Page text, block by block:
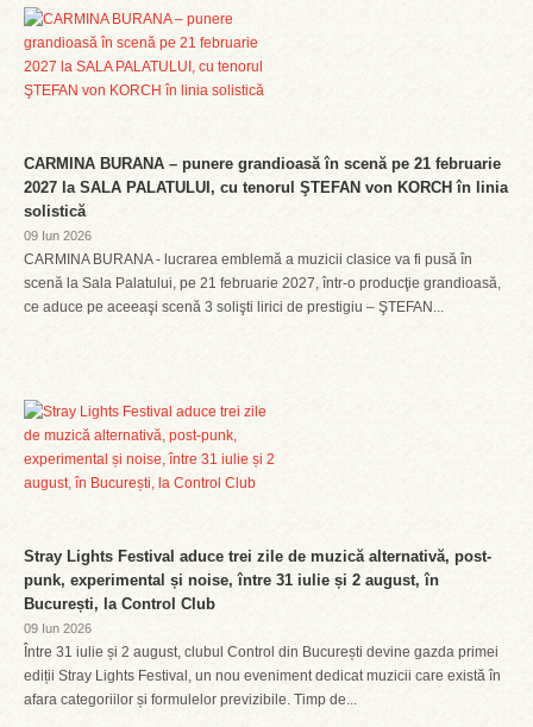
CARMINA BURANA – punere grandioasă în scenă pe 21 februarie
2027 la SALA PALATULUI, cu tenorul ŞTEFAN von KORCH în linia
solistică
09 Iun 2026
CARMINA BURANA - lucrarea emblemă a muzicii clasice va fi pusă în
scenă la Sala Palatului, pe 21 februarie 2027, într-o producţie grandioasă,
ce aduce pe aceeaşi scenă 3 solişti lirici de prestigiu – ŞTEFAN...
Stray Lights Festival aduce trei zile de muzică alternativă, post-
punk, experimental și noise, între 31 iulie și 2 august, în
București, la Control Club
09 Iun 2026
Între 31 iulie și 2 august, clubul Control din București devine gazda primei
ediții Stray Lights Festival, un nou eveniment dedicat muzicii care există în
afara categoriilor și formulelor previzibile. Timp de...